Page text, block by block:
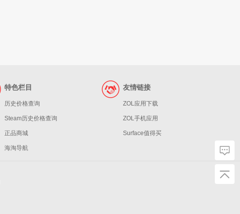
特色栏目
历史价格查询
Steam历史价格查询
正品商城
海淘导航
友情链接
ZOL应用下载
ZOL手机应用
Surface值得买